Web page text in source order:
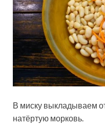
В миску выкладываем
натёртую морковь.